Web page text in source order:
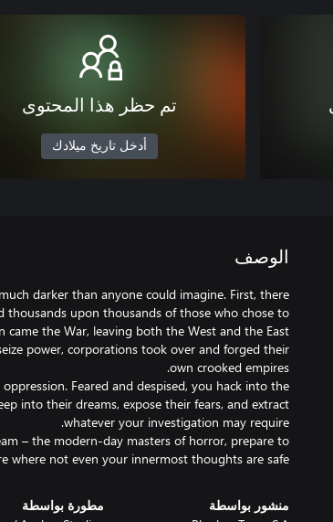
تم حظر هذا المحتوى
أدخل تاريخ ميلادك
الوصف
darker than anyone could imagine. First, there
thousands upon thousands of those who chose to
came the War, leaving both the West and the East
power, corporations took over and forged their
Feared and despised, you hack into the
into their dreams, expose their fears, and extract
– the modern‑day masters of horror, prepare to
where not even your innermost thoughts are safe.
منشور بواسطة مطورة بواسطة